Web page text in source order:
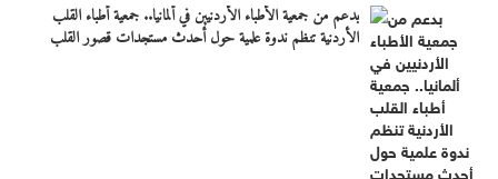
بدعم من جمعية الأطباء الأردنيين في ألمانيا.. جمعية أطباء القلب
الأردنية تنظم ندوة علمية حول أحدث مستجدات قصور القلب